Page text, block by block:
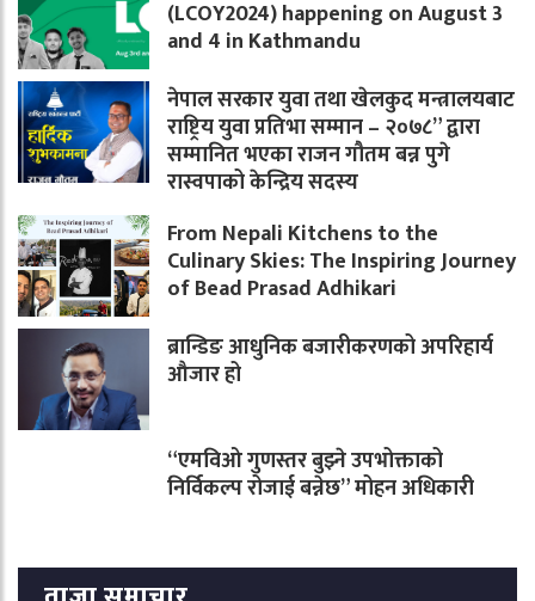
(LCOY2024) happening on August 3
and 4 in Kathmandu
नेपाल सरकार युवा तथा खेलकुद मन्त्रालयबाट
राष्ट्रिय युवा प्रतिभा सम्मान – २०७८” द्वारा
सम्मानित भएका राजन गौतम बन्न पुगे
रास्वपाको केन्द्रिय सदस्य
From Nepali Kitchens to the
Culinary Skies: The Inspiring Journey
of Bead Prasad Adhikari
ब्रान्डिङ आधुनिक बजारीकरणको अपरिहार्य
औजार हो
“एमविओ गुणस्तर बुझ्ने उपभोक्ताको
निर्विकल्प रोजाई बन्नेछ” मोहन अधिकारी